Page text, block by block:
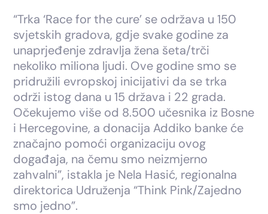
“Trka ‘Race for the cure’ se održava u 150
svjetskih gradova, gdje svake godine za
unaprjeđenje zdravlja žena šeta/trči
nekoliko miliona ljudi. Ove godine smo se
pridružili evropskoj inicijativi da se trka
održi istog dana u 15 država i 22 grada.
Očekujemo više od 8.500 učesnika iz Bosne
i Hercegovine, a donacija Addiko banke će
značajno pomoći organizaciju ovog
događaja, na čemu smo neizmjerno
zahvalni”, istakla je Nela Hasić, regionalna
direktorica Udruženja “Think Pink/Zajedno
smo jedno”.